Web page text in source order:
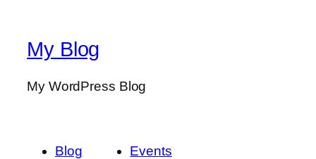
My Blog
My WordPress Blog
Blog
Events